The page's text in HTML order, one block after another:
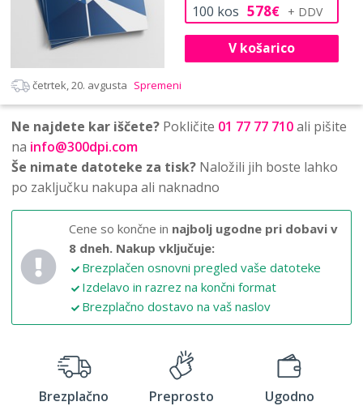
100 kos 578€
V košarico
četrtek, 20. avgusta Spremeni
Ne najdete kar iščete? Pokličite 01 77 77 710ali pišite
na info@300dpi.com
Še nimate datoteke za tisk? Naložili jih boste lahko
po zaključku nakupa ali naknadno
Cene so končne in najbolj ugodne pri dobavi v
8 dneh. Nakup vključuje:
Brezplačen osnovni pregled vaše datoteke
Izdelavo in razrez na končni format
Brezplačno dostavo na vaš naslov
Brezplačno Preprosto Ugodno